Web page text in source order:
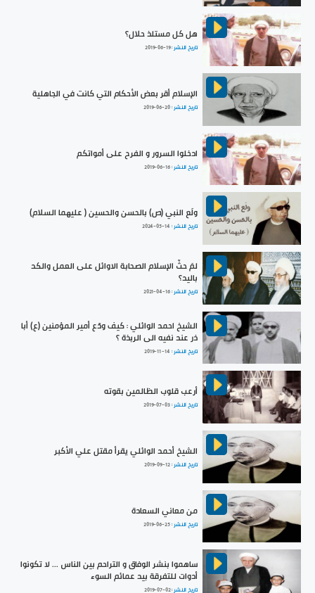
هل كل مستلذ حلال؟
تاريخ النشر :2019-06-19
الإسلام أقر بعض الأحكام التي كانت في الجاهلية
تاريخ النشر :2019-06-20
ادخلوا السرور و الفرح على أمواتكم
تاريخ النشر :2019-06-16
ولَع النبي (ص) بالحسن والحسين ( عليهما السلام)
تاريخ النشر : 2024-05-14
لمَ حثّ الإسلام الصحابة الاوائل على العمل والكد
باليد؟
تاريخ النشر :2021-04-16
الشيخ احمد الوائلي : كيف ودّع أمير المؤمنين (ع) أبا
ذر عند نفيه الى الربذة ؟
تاريخ النشر : 2019-11-14
أرعب قلوب الظالمين بقوته
تاريخ النشر :2019-07-03
الشيخ أحمد الوائلي يقرأ مقتل علي الأكبر
تاريخ النشر :2019-09-12
من معاني السعادة
تاريخ النشر :2019-06-25
ساهموا بنشر الوفاق و التراحم بين الناس ... لا تكونوا
أدوات للتفرقة بيد عمائم السوء
تاريخ النشر :2019-07-02